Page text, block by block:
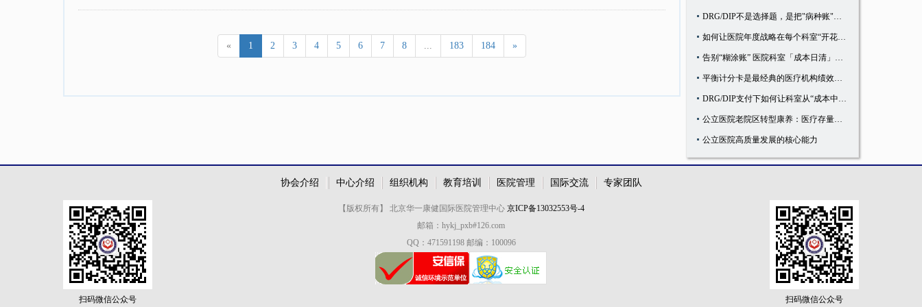
« 1 2 3 4 5 6 7 8 ... 183 184 »
DRG/DIP不是选择题，是把"病种账"算清楚就能活下来的生存题
如何让医院年度战略在每个科室“开花结果”
告别“糊涂账” 医院科室「成本日清」管控法
平衡计分卡是最经典的医疗机构绩效考核模式
DRG/DIP支付下如何让科室从“成本中心”变成“利润中心”
公立医院老院区转型康养：医疗存量资源的民生新解法
公立医院高质量发展的核心能力
协会介绍 中心介绍 组织机构 教育培训 医院管理 国际交流 专家团队
扫码微信公众号
【版权所有】 北京华一康健国际医院管理中心 京ICP备13032553号-4
邮箱：hykj_pxb#126.com
QQ：471591198 邮编：100096
扫码微信公众号